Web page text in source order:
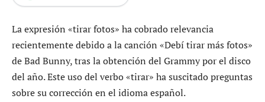
La expresión «tirar fotos» ha cobrado relevancia
recientemente debido a la canción «Debí tirar más fotos»
de Bad Bunny, tras la obtención del Grammy por el disco
del año. Este uso del verbo «tirar» ha suscitado preguntas
sobre su corrección en el idioma español.